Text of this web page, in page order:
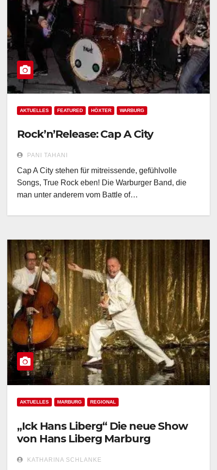
AKTUELLES FEATURED HÖXTER WARBURG
Rock’n’Release: Cap A City
PANI TAHANI
Cap A City stehen für mitreissende, gefühlvolle
Songs, True Rock eben! Die Warburger Band, die
man unter anderem vom Battle of…
AKTUELLES MARBURG REGIONAL
„Ick Hans Liberg“ Die neue Show
von Hans Liberg Marburg
KATHARINA SCHLANKE